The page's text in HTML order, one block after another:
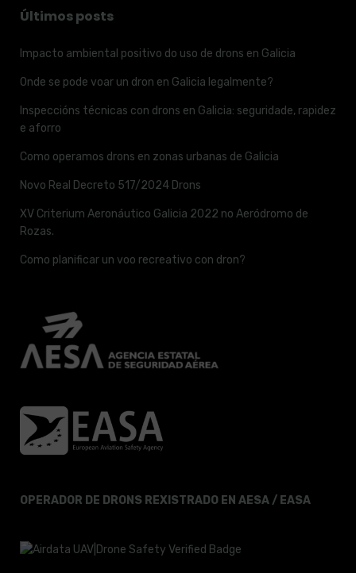
Últimos posts
Impacto ambiental positivo do uso de drons en Galicia
Onde se pode voar un dron en Galicia legalmente?
Inspeccións técnicas con drons en Galicia: seguridade, rapidez
e aforro
Como operamos drons en zonas urbanas de Galicia
Novo Real Decreto 517/2024 Drons
XV Criterium Aeronáutico Galicia 2022 no Aeródromo de
Rozas.
Como planificar un voo recreativo con dron?
OPERADOR DE DRONS REXISTRADO EN AESA / EASA